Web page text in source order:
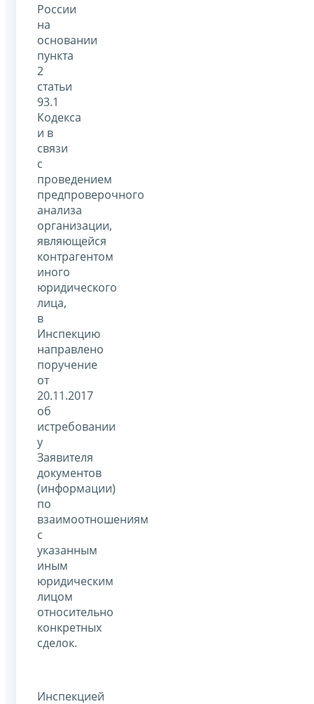
России
на
основании
пункта
2
статьи
93.1
Кодекса
и в
связи
с
проведением
предпроверочного
анализа
организации,
являющейся
контрагентом
иного
юридического
лица,
в
Инспекцию
направлено
поручение
от
20.11.2017
об
истребовании
у
Заявителя
документов
(информации)
по
взаимоотношениям
с
указанным
иным
юридическим
лицом
относительно
конкретных
сделок.
Инспекцией